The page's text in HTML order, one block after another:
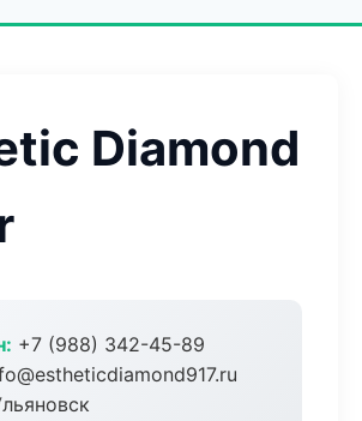
Diamond
+7 (988) 342-45-89